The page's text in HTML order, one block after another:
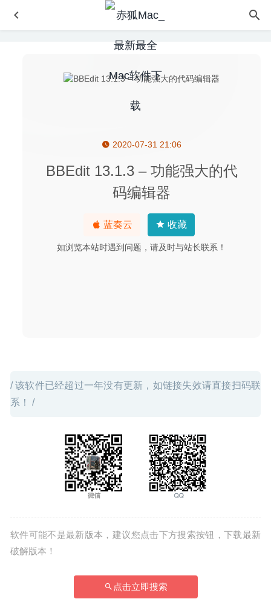
2020-07-31 21:06
BBEdit 13.1.3 – 功能强大的代
码编辑器
蓝奏云 收藏
如浏览本站时遇到问题，请及时与站长联系！
/ 该软件已经超过一年没有更新，如链接失效请直接扫码联
系！ /
软件可能不是最新版本，建议您点击下方搜索按钮，下载最新
破解版本！
点击立即搜索
MacDroid 1.2 中文版-安卓手机与Mac设备的传输工具
TextMate 2.0.11 – 专业且好用的文本编辑器 2020-05-01
PDFpen Pro 12.1 – 非常强大的PDF编辑器
Wattagio 1.13.1 中文版 – 电池健康检测管理工具
Marked 2.5.41 – 高效的MarkDown预览及导出工具